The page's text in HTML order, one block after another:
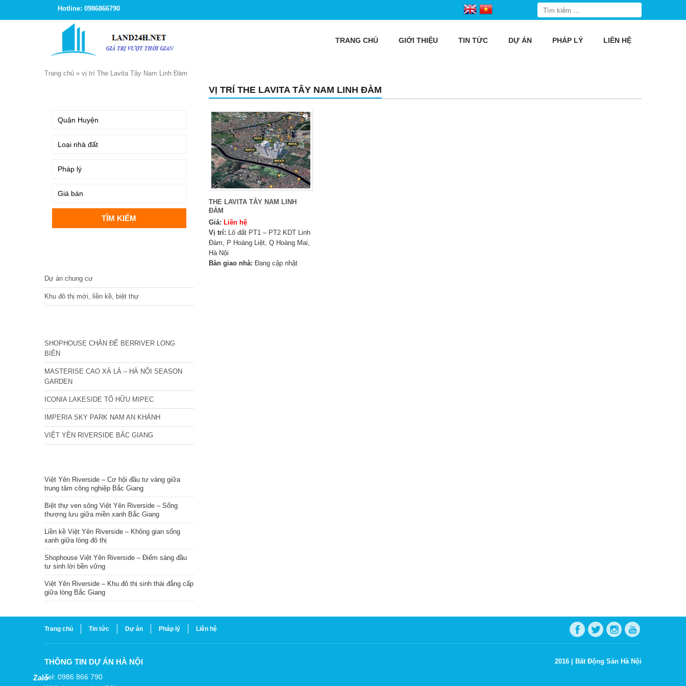
Hotline: 0986866790
TRANG CHỦ GIỚI THIỆU TIN TỨC DỰ ÁN PHÁP LÝ LIÊN HỆ
Trang chủ » vị trí The Lavita Tây Nam Linh Đàm
VỊ TRÍ THE LAVITA TÂY NAM LINH ĐÀM
THE LAVITA TÂY NAM LINH
ĐÀM
Giá: Liên hệ
Vị trí: Lô đất PT1 – PT2 KDT Linh
Đàm, P Hoàng Liệt, Q Hoàng Mai,
Hà Nội
Bàn giao nhà: Đang cập nhật
Dự án chung cư
Khu đô thị mới, liền kề, biệt thự
SHOPHOUSE CHÂN ĐẾ BERRIVER LONG
BIÊN
MASTERISE CAO XÀ LÁ – HÀ NỘI SEASON
GARDEN
ICONIA LAKESIDE TỐ HỮU MIPEC
IMPERIA SKY PARK NAM AN KHÁNH
VIỆT YÊN RIVERSIDE BẮC GIANG
Việt Yên Riverside – Cơ hội đầu tư vàng giữa
trung tâm công nghiệp Bắc Giang
Biệt thự ven sông Việt Yên Riverside – Sống
thượng lưu giữa miền xanh Bắc Giang
Liền kề Việt Yên Riverside – Không gian sống
xanh giữa lòng đô thị
Shophouse Việt Yên Riverside – Điểm sáng đầu
tư sinh lời bền vững
Việt Yên Riverside – Khu đô thị sinh thái đẳng cấp
giữa lòng Bắc Giang
Trang chủ Tin tức Dự án Pháp lý Liên hệ
THÔNG TIN DỰ ÁN HÀ NỘI
Tel: 0986 866 790
2016 | Bất Động Sản Hà Nội
Zalo